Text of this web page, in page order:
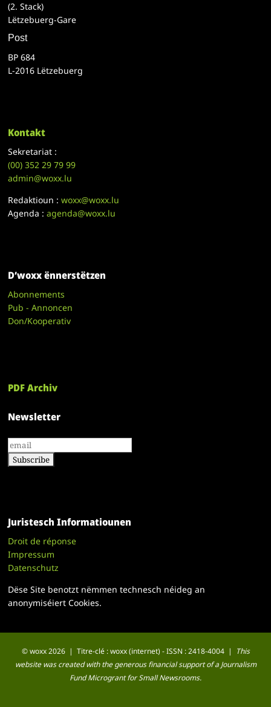
(2. Stack)
Lëtzebuerg-Gare
Post
BP 684
L-2016 Lëtzebuerg
Kontakt
Sekretariat :
(00)352 29 79 99
admin@woxx.lu
Redaktioun :woxx@woxx.lu
Agenda :agenda@woxx.lu
D’woxx ënnerstëtzen
Abonnements
Pub - Annoncen
Don/Kooperativ
PDF Archiv
Newsletter
Juristesch Informatiounen
Droit de réponse
Impressum
Datenschutz
Dëse Site benotzt nëmmen technesch néideg an
anonymiséiert Cookies.
© woxx 2026 | Titre-clé : woxx (internet) - ISSN : 2418-4004 |
This
website was created with the generous financial support of a Journalism
Fund Microgrant for Small Newsrooms.